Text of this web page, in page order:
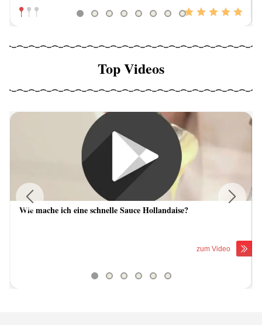
Top Videos
Wie mache ich eine schnelle Sauce Hollandaise?
zum Video
Previous